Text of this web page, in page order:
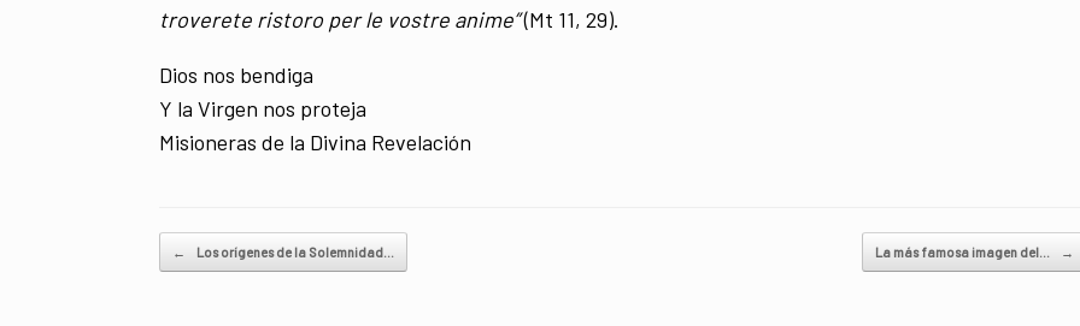
troverete ristoro per le vostre anime”(Mt 11, 29).
Dios nos bendiga
Y la Virgen nos proteja
Misioneras de la Divina Revelación
Navegador de artículos
← Los orígenes de la Solemnidad… La más famosa imagen del… →